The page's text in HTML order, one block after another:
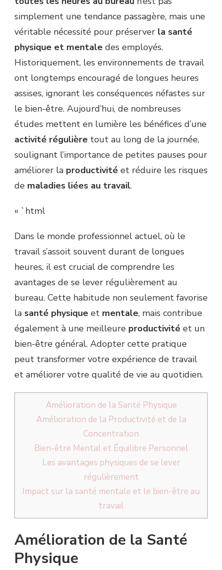
simplement une tendance passagère, mais une
véritable nécessité pour préserver la santé
physique et mentale des employés.
Historiquement, les environnements de travail
ont longtemps encouragé de longues heures
assises, ignorant les conséquences néfastes sur
le bien-être. Aujourd’hui, de nombreuses
études mettent en lumière les bénéfices d’une
activité régulière tout au long de la journée,
soulignant l’importance de petites pauses pour
améliorer la productivité et réduire les risques
de maladies liées au travail.
« `html
Dans le monde professionnel actuel, où le
travail s’assoit souvent durant de longues
heures, il est crucial de comprendre les
avantages de se lever régulièrement au
bureau. Cette habitude non seulement favorise
la santé physique et mentale, mais contribue
également à une meilleure productivité et un
bien-être général. Adopter cette pratique
peut transformer votre expérience de travail
et améliorer votre qualité de vie au quotidien.
Amélioration de la Santé Physique
Amélioration de la Productivité et de la
Concentration
Bien-être Mental et Équilibre Personnel
Les avantages physiques de se lever
régulièrement
Impact sur la santé mentale et le bien-être au
travail
Amélioration de la Santé
Physique